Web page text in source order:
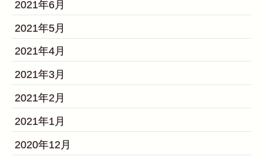
2021年6月
2021年5月
2021年4月
2021年3月
2021年2月
2021年1月
2020年12月